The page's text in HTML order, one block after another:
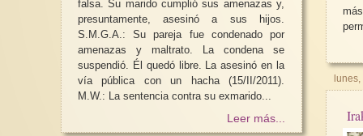
falsa. Su marido cumplió sus amenazas y,
presuntamente, asesinó a sus hijos.
S.M.G.A.: Su pareja fue condenado por
amenazas y maltrato. La condena se
suspendió. Él quedó libre. La asesinó en la
vía pública con un hacha (15/II/2011).
M.W.: La sentencia contra su exmarido...
Leer más...
pacifista
Carmen Magallón *El
internacionalismo
buscando conseguir
derechos...